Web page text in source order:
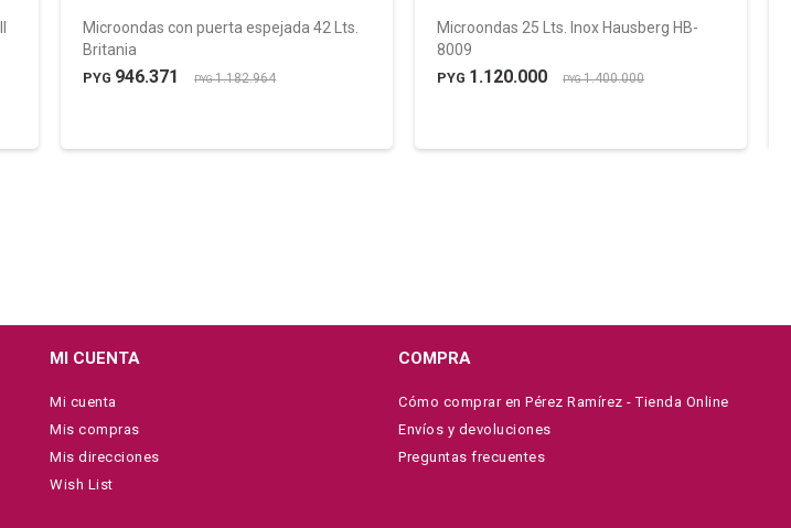
Microondas con puerta espejada 42 Lts.
Britania
PYG 946.371 PYG1.182.964
Microondas 25 Lts. Inox Hausberg HB-
8009
PYG 1.120.000 PYG1.400.000
COMPRA
Cómo comprar en Pérez Ramírez - Tienda Online
Envíos y devoluciones
Preguntas frecuentes
MI CUENTA
Mi cuenta
Mis compras
Mis direcciones
Wish List